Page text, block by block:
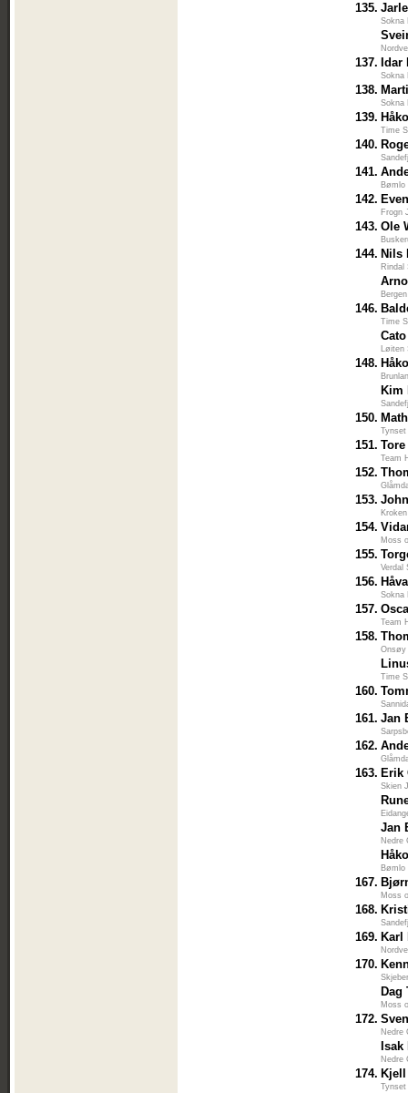
135.
Sokna
137. Idar
Sokna
138.
Sokna
139.
Time
140.
141.
Bømlo
142.
Frogn
143. Ole
144. Nils
Rindal
146.
Time
Løiten
148.
Kim
150.
151.
Team
152.
153.
154.
Moss
155.
Verdal
156.
Sokna
157.
Team
158.
Time
160.
161. Jan
162.
163. Erik
Skien
Jan
Nedre
Bømlo
167.
Moss
168.
169. Karl
170.
Dag
Moss
172.
Nedre
Nedre
174.